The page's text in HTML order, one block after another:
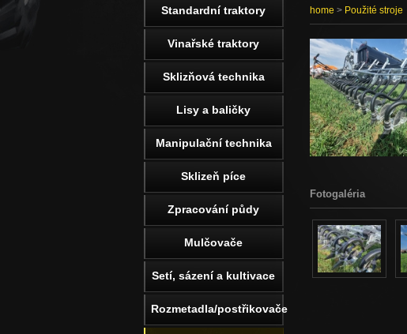
home > Použité stroje
Fotogaléria
Standardní traktory
Vinařské traktory
Sklizňová technika
Lisy a baličky
Manipulační technika
Sklizeň píce
Zpracování půdy
Mulčovače
Setí, sázení a kultivace
Rozmetadla/postřikovače